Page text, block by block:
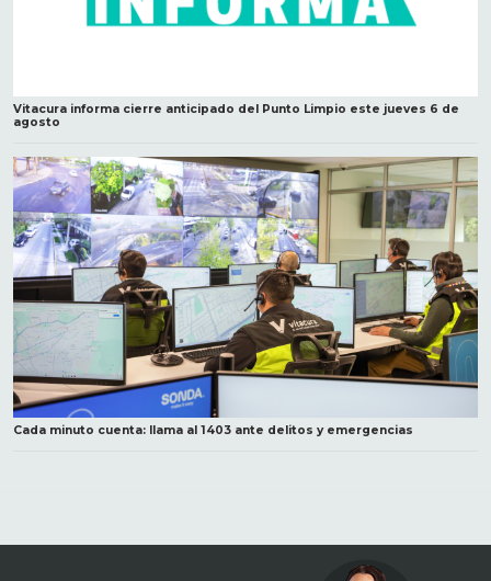
Vitacura informa cierre anticipado del Punto Limpio este jueves 6 de
agosto
Cada minuto cuenta: llama al 1403 ante delitos y emergencias